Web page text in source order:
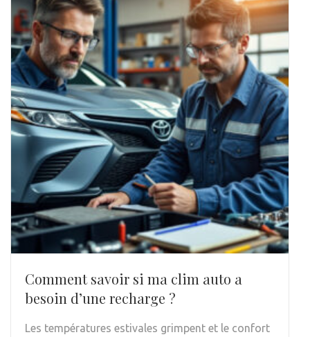
Comment savoir si ma clim auto a
besoin d’une recharge ?
Les températures estivales grimpent et le confort